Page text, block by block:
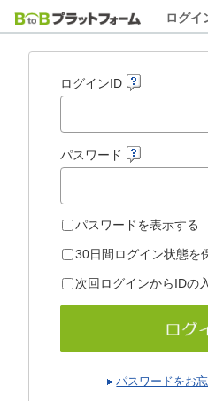
ログイ
ログインID
パスワード
パスワードを表示する
30日間ログイン状態を
次回ログインからIDの
パスワードをお